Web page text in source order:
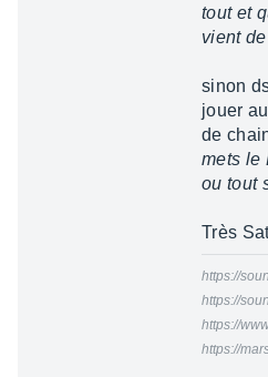
tout et
vient
sinon
jouer
de
mets le
ou tout
Très
https://
https://
https://
https://